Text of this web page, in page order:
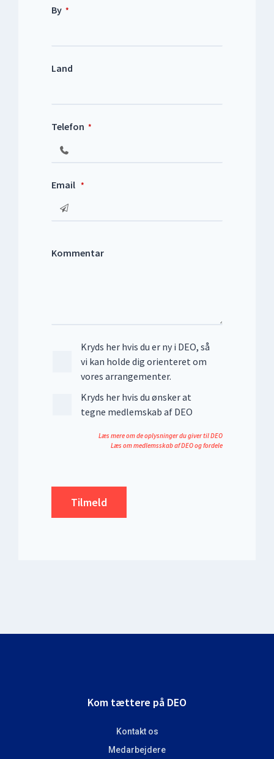
By *
Land
Telefon *
Email *
Kommentar
Kryds her hvis du er ny i DEO, så
vi kan holde dig orienteret om
vores arrangementer.
Kryds her hvis du ønsker at
tegne medlemskab af DEO
Læs mere om de oplysninger du giver til DEO
Læs om medlemsskab af DEO og fordele
Tilmeld
Kom tættere på DEO
Kontakt os
Medarbejdere